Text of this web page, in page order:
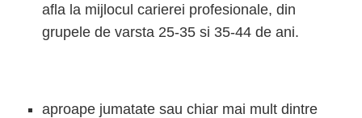
afla la mijlocul carierei profesionale, din
grupele de varsta 25-35 si 35-44 de ani.
aproape jumatate sau chiar mai mult dintre